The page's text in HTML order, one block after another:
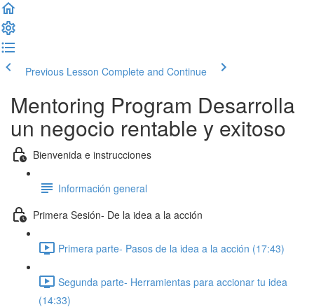
Previous Lesson Complete and Continue
Mentoring Program Desarrolla
un negocio rentable y exitoso
Bienvenida e instrucciones
Información general
Primera Sesión- De la idea a la acción
Primera parte- Pasos de la idea a la acción (17:43)
Segunda parte- Herramientas para accionar tu idea
(14:33)